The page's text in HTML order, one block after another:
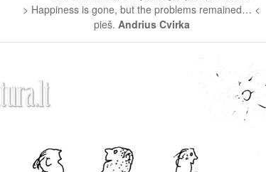
> Happiness is gone, but the problems remained… <
pieš. Andrius Cvirka